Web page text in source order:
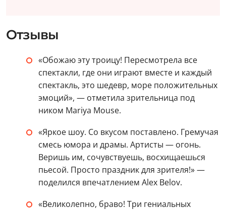
Отзывы
«Обожаю эту троицу! Пересмотрела все
спектакли, где они играют вместе и каждый
спектакль, это шедевр, море положительных
эмоций», — отметила зрительница под
ником Mariya Mouse.
«Яркое шоу. Со вкусом поставлено. Гремучая
смесь юмора и драмы. Артисты — огонь.
Веришь им, сочувствуешь, восхищаешься
пьесой. Просто праздник для зрителя!» —
поделился впечатлением Alex Belov.
«Великолепно, браво! Три гениальных